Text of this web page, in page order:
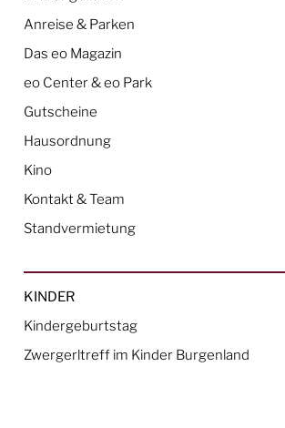
Anreise & Parken
Das eo Magazin
eo Center & eo Park
Gutscheine
Hausordnung
Kino
Kontakt & Team
Standvermietung
KINDER
Kindergeburtstag
Zwergerltreff im Kinder Burgenland